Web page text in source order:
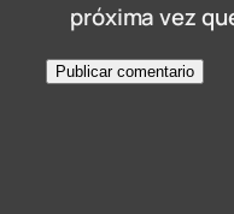
próxima vez